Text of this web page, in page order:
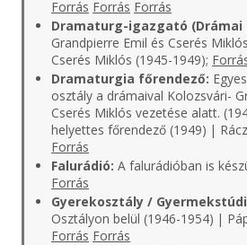
Forrás Forrás Forrás
Dramaturg-igazgató (Drámai
Grandpierre Emil és Cserés
Cserés Miklós (1945-1949);
Dramaturgia főrendező:
osztály a drámaival Kolozsvári-
Cserés Miklós vezetése alatt.
helyettes főrendező (1949) |
Forrás
Falurádió: A falurádióban is
Forrás
Gyerekosztály /
Osztályon belül (1946-1954) |
Forrás Forrás